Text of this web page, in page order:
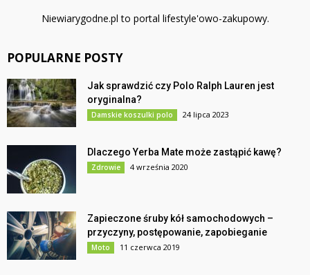
Niewiarygodne.pl to portal lifestyle'owo-zakupowy.
POPULARNE POSTY
Jak sprawdzić czy Polo Ralph Lauren jest
oryginalna?
Damskie koszulki polo 24 lipca 2023
Dlaczego Yerba Mate może zastąpić kawę?
Zdrowie 4 września 2020
Zapieczone śruby kół samochodowych –
przyczyny, postępowanie, zapobieganie
Moto 11 czerwca 2019